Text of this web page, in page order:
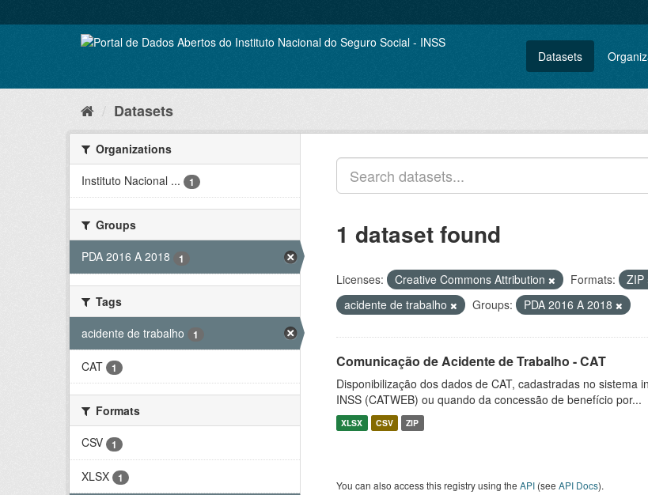
to
Datasets
Datasets
Organizations
Instituto Nacional ...
1
Groups
PDA 2016 A 2018
1
Tags
acidente de trabalho
1
CAT 1
Formats
CSV
1
XLSX 1
1 dataset found
Licenses: Creative Commons Attribution Formats: ZIP
acidente de trabalho
Groups: PDA 2016 A 2018
Comunicação de Acidente de Trabalho - CAT
Disponibilização dos dados de CAT, cadastradas no
INSS (CATWEB) ou quando da concessão de benefício por...
XLSX CSV ZIP
You can also access this registry using the API (see API Docs).